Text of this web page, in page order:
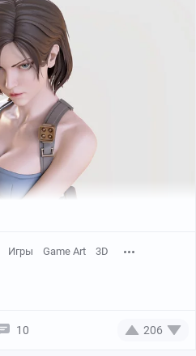
Игры Game Art 3D
10 206